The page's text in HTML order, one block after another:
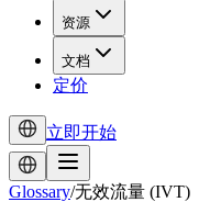
资源
文档
定价
立即开始
Glossary/无效流量 (IVT)